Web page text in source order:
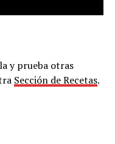
y prueba otras
Sección de Recetas.